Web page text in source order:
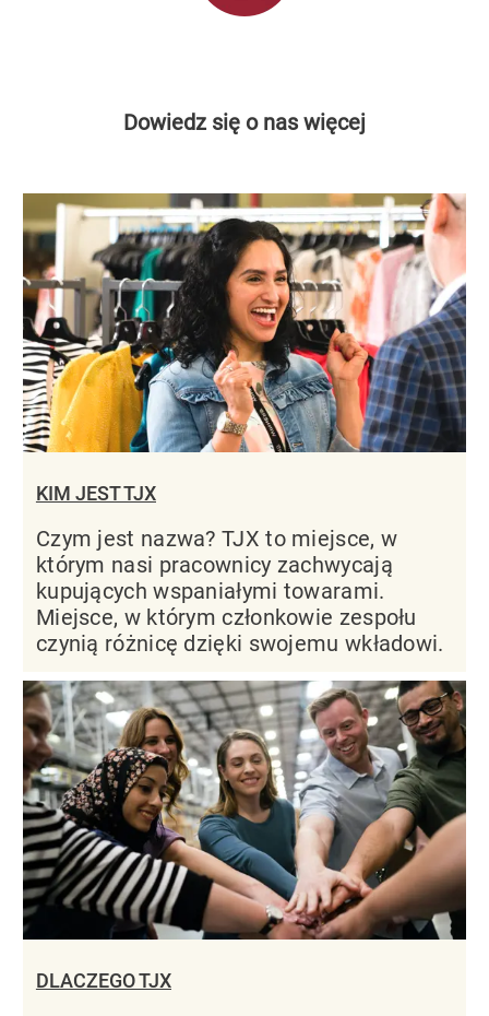
Dowiedz się o nas więcej
KIM JEST TJX
Czym jest nazwa? TJX to miejsce, w
którym nasi pracownicy zachwycają
kupujących wspaniałymi towarami.
Miejsce, w którym członkowie zespołu
czynią różnicę dzięki swojemu wkładowi.
DLACZEGO TJX